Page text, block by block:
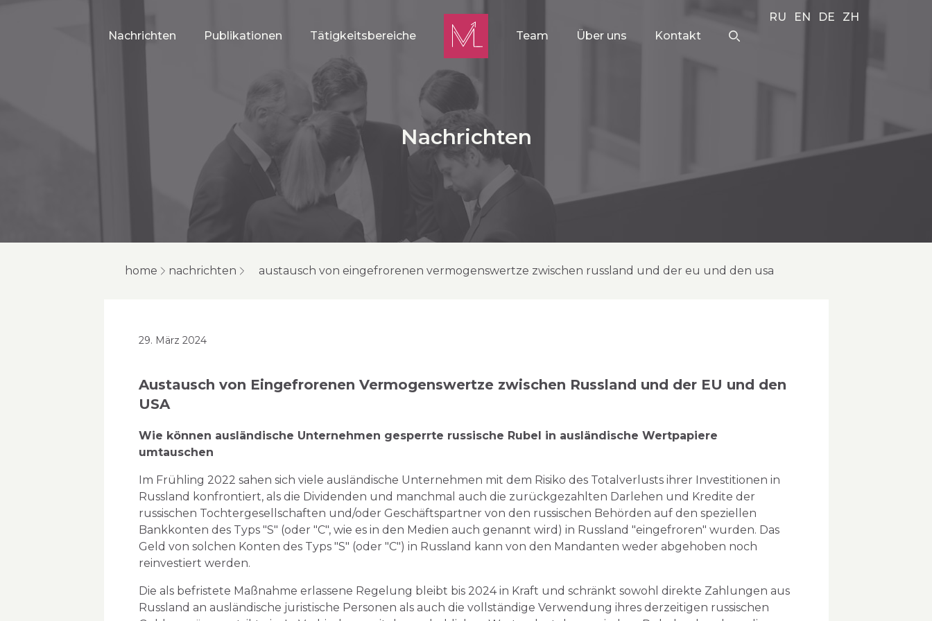
Nachrichten Publikationen Tätigkeitsbereiche Team Über uns Kontakt
RU EN DE ZH
Nachrichten
home nachrichten austausch von eingefrorenen vermogenswertze zwischen russland und der eu und den usa
29. März 2024
Austausch von Eingefrorenen Vermogenswertze zwischen Russland und der EU und den
USA
Wie können ausländische Unternehmen gesperrte russische Rubel in ausländische Wertpapiere
umtauschen
Im Frühling 2022 sahen sich viele ausländische Unternehmen mit dem Risiko des Totalverlusts ihrer Investitionen in
Russland konfrontiert, als die Dividenden und manchmal auch die zurückgezahlten Darlehen und Kredite der
russischen Tochtergesellschaften und/oder Geschäftspartner von den russischen Behörden auf den speziellen
Bankkonten des Typs "S" (oder "C", wie es in den Medien auch genannt wird) in Russland "eingefroren" wurden. Das
Geld von solchen Konten des Typs "S" (oder "C") in Russland kann von den Mandanten weder abgehoben noch
reinvestiert werden.
Die als befristete Maßnahme erlassene Regelung bleibt bis 2024 in Kraft und schränkt sowohl direkte Zahlungen aus
Russland an ausländische juristische Personen als auch die vollständige Verwendung ihres derzeitigen russischen